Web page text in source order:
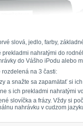
slová, jedlo, farby,
nahratými do
do Vášho iPodu alebo
na 3 časti:
a snažte sa zapamätať si
s ich prekladmi nahratými
slovíčka a frázy. Vždy si
nahrávku v cudzom